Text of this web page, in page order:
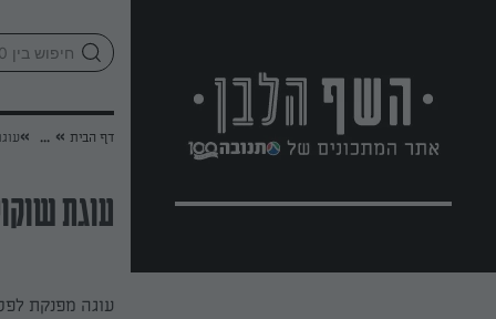
דף הבית »
...
»
עוגת
עוגה מפנקת